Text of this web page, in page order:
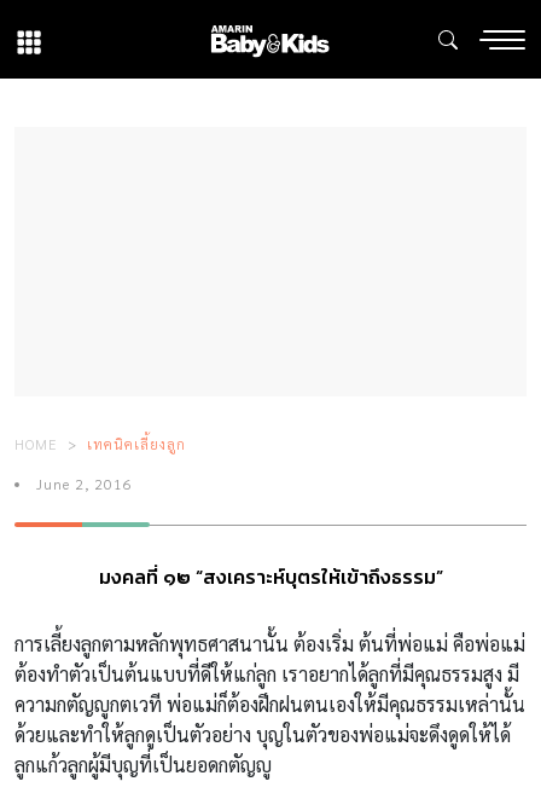
HOME เทคนิคเลี้ยงลูก
June 2, 2016
มงคลที่ ๑๒ “สงเคราะห์บุตรให้เข้าถึงธรรม”
การเลี้ยงลูกตามหลักพุทธศาสนานั้น ต้องเริ่ม ต้นที่พ่อแม่ คือพ่อแม่
ต้องทำตัวเป็นต้นแบบที่ดีให้แก่ลูก เราอยากได้ลูกที่มีคุณธรรมสูง มี
ความกตัญญูกตเวที พ่อแม่ก็ต้องฝึกฝนตนเองให้มีคุณธรรมเหล่านั้น
ด้วยและทำให้ลูกดูเป็นตัวอย่าง บุญในตัวของพ่อแม่จะดึงดูดให้ได้
ลูกแก้วลูกผู้มีบุญที่เป็นยอดกตัญญู